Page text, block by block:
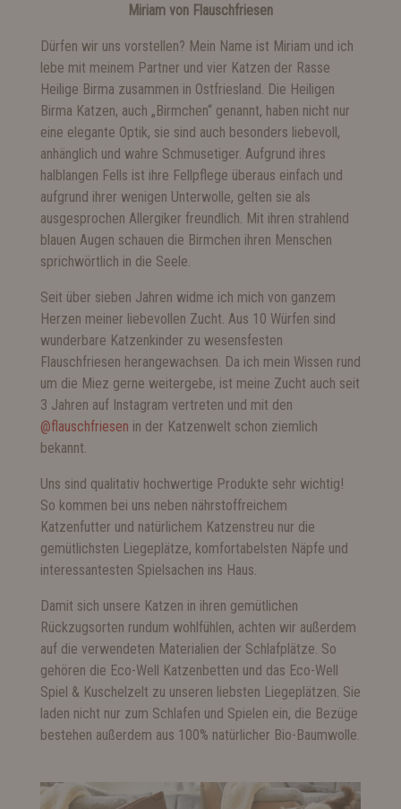
Miriam von Flauschfriesen
Dürfen wir uns vorstellen? Mein Name ist Miriam und ich
lebe mit meinem Partner und vier Katzen der Rasse
Heilige Birma zusammen in Ostfriesland. Die Heiligen
Birma Katzen, auch „Birmchen“ genannt, haben nicht nur
eine elegante Optik, sie sind auch besonders liebevoll,
anhänglich und wahre Schmusetiger. Aufgrund ihres
halblangen Fells ist ihre Fellpflege überaus einfach und
aufgrund ihrer wenigen Unterwolle, gelten sie als
ausgesprochen Allergiker freundlich. Mit ihren strahlend
blauen Augen schauen die Birmchen ihren Menschen
sprichwörtlich in die Seele.
Seit über sieben Jahren widme ich mich von ganzem
Herzen meiner liebevollen Zucht. Aus 10 Würfen sind
wunderbare Katzenkinder zu wesensfesten
Flauschfriesen herangewachsen. Da ich mein Wissen rund
um die Miez gerne weitergebe, ist meine Zucht auch seit
3 Jahren auf Instagram vertreten und mit den
@flauschfriesen in der Katzenwelt schon ziemlich
bekannt.
Uns sind qualitativ hochwertige Produkte sehr wichtig!
So kommen bei uns neben nährstoffreichem
Katzenfutter und natürlichem Katzenstreu nur die
gemütlichsten Liegeplätze, komfortabelsten Näpfe und
interessantesten Spielsachen ins Haus.
Damit sich unsere Katzen in ihren gemütlichen
Rückzugsorten rundum wohlfühlen, achten wir außerdem
auf die verwendeten Materialien der Schlafplätze. So
gehören die Eco-Well Katzenbetten und das Eco-Well
Spiel & Kuschelzelt zu unseren liebsten Liegeplätzen. Sie
laden nicht nur zum Schlafen und Spielen ein, die Bezüge
bestehen außerdem aus 100% natürlicher Bio-Baumwolle.